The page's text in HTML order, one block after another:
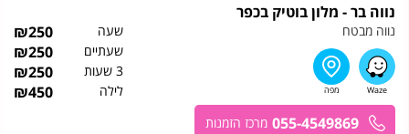
נווה בר - מלון בוטיק בכפר
נווה מבטח שעה ₪250
שעתיים ₪250
3 שעות ₪250
לילה ₪450
055-4549869 מרכז הזמנות